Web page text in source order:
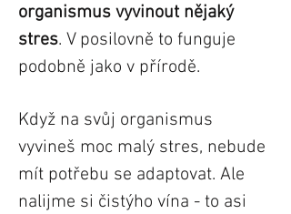
organismus vyvinout nějaký
stres. V posilovně to funguje
podobně jako v přírodě.
Když na svůj organismus
vyvineš moc malý stres, nebude
mít potřebu se adaptovat. Ale
nalijme si čistýho vína - to asi